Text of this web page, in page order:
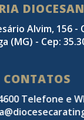
Alvim, 156 -
(MG) - Cep:
CONTATOS
Telefone e